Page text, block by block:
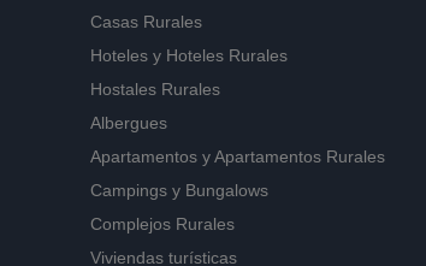
Casas Rurales
Hoteles y Hoteles Rurales
Hostales Rurales
Albergues
Apartamentos yApartamentos Rurales
Campings y Bungalows
Complejos Rurales
Viviendas turísticas